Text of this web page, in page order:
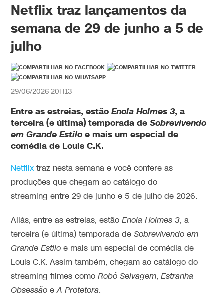
Netflix traz lançamentos da
semana de 29 de junho a 5 de
julho
29/06/2026 20H13
Entre as estreias, estãoEnola Holmes 3, a
terceira (e última) temporada deSobrevivendo
em Grande Estilo e mais um especial de
comédia de Louis C.K.
Netflix traz nesta semana e você confere as
produções que chegam ao catálogo do
streaming entre 29 de junho e 5 de julho de 2026.
Aliás, entre as estreias, estãoEnola Holmes 3, a
terceira (e última) temporada deSobrevivendo em
Grande Estilo e mais um especial de comédia de
Louis C.K. Assim também, chegam ao catálogo do
streaming filmes comoRobô Selvagem,Estranha
Obsessão eA Protetora.